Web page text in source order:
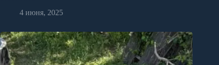
4 июня, 2025